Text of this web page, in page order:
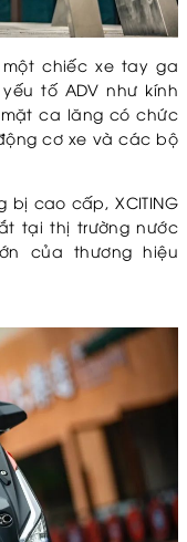
một chiếc xe tay ga
tố ADV như kính
ca lăng có chức
cơ xe và các bộ
bị cao cấp, XCITING
tại thị trường nước
của thương hiệu